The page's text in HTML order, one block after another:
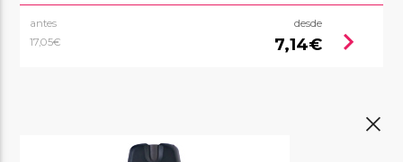
antes
17,05€
desde
7,14€ chevron_right